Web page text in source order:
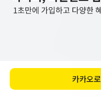
카카오로